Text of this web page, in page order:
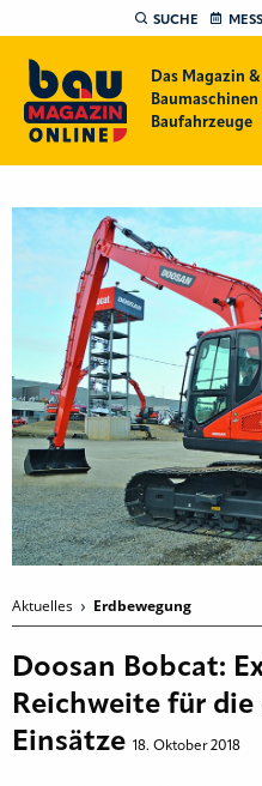
SUCHE
Das Magazin
Baufahrzeuge
Aktuelles Erdbewegung
Doosan Bobcat:
Reichweite für die
Einsätze 18. Oktober 2018